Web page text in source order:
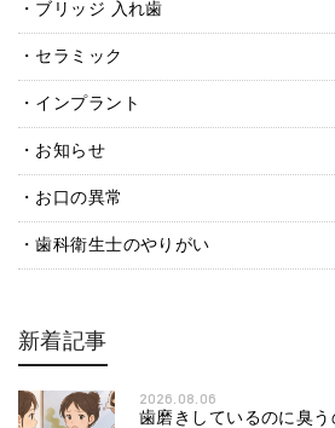
ブリッジ 入れ歯
セラミック
インプラント
お知らせ
お口の異常
歯科衛生士のやりがい
新着記事
2026.08.06
歯磨きしているのに臭う